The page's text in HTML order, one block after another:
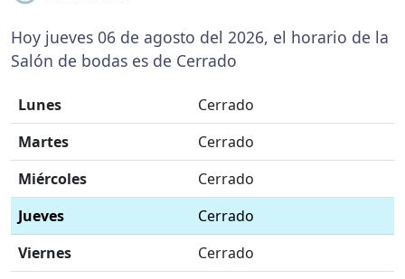
Hoy jueves 06 de agosto del 2026, el horario de la
Salón de bodas es de Cerrado
Lunes
Cerrado
Martes
Cerrado
Miércoles
Cerrado
Jueves
Cerrado
Viernes
Cerrado